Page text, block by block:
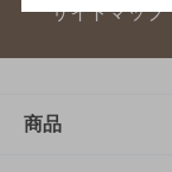
サイトマップ
商品